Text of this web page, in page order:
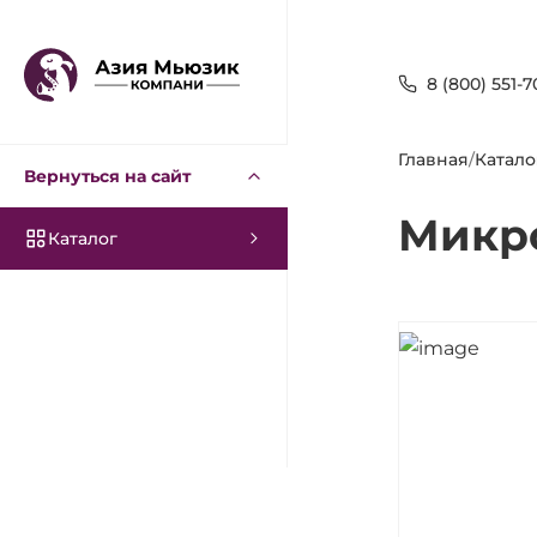
Вернуться на сайт
Каталог
8 (800) 551-
Главная/